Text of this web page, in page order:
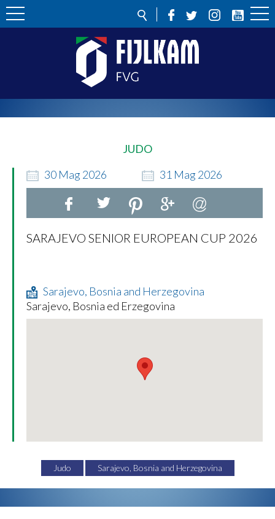
JUDO
30 Mag2026 31 Mag2026
SARAJEVO SENIOR EUROPEAN CUP 2026
Sarajevo, Bosnia and Herzegovina
Sarajevo, Bosnia ed Erzegovina
Judo Sarajevo, Bosnia and Herzegovina